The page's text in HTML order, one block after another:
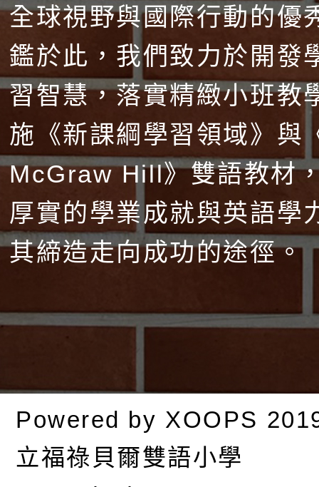
全球視野與國際行動的優
鑑於此，我們致力於開發
習智慧，落實精緻小班教
施《新課綱學習領域》與
McGraw Hill》雙語教材
厚實的學業成就與英語學
其締造走向成功的途徑。
Powered by XOOPS
立福祿貝爾雙語小學